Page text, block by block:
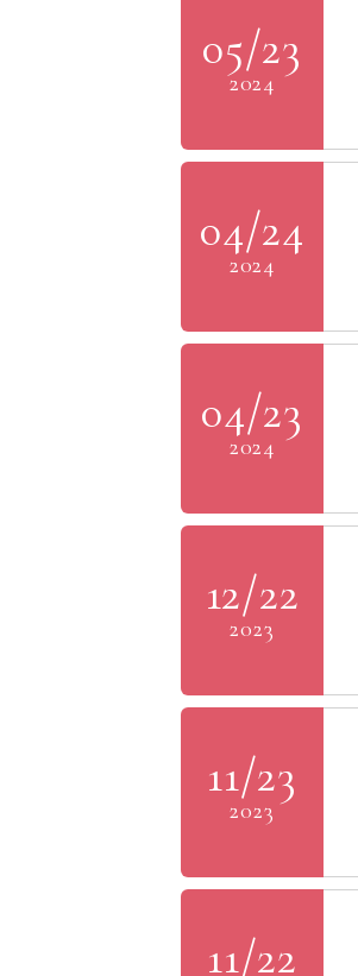
05/23
2024
04/24
2024
04/23
2024
12/22
2023
11/23
2023
11/22